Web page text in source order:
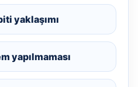
yaklaşımı
yapılmaması